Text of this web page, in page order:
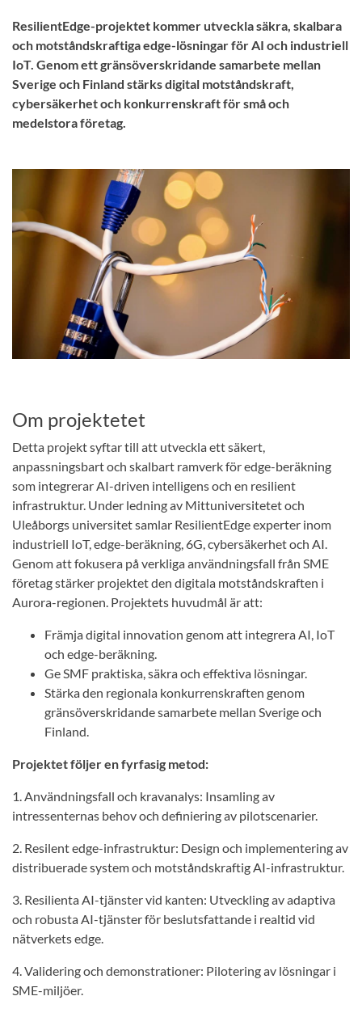
ResilientEdge-projektet kommer utveckla säkra, skalbara
och motståndskraftiga edge-lösningar för AI och industriell
IoT. Genom ett gränsöverskridande samarbete mellan
Sverige och Finland stärks digital motståndskraft,
cybersäkerhet och konkurrenskraft för små och
medelstora företag.
Om projektetet
Detta projekt syftar till att utveckla ett säkert,
anpassningsbart och skalbart ramverk för edge-beräkning
som integrerar AI-driven intelligens och en resilient
infrastruktur. Under ledning av Mittuniversitetet och
Uleåborgs universitet samlar ResilientEdge experter inom
industriell IoT, edge-beräkning, 6G, cybersäkerhet och AI.
Genom att fokusera på verkliga användningsfall från SME
företag stärker projektet den digitala motståndskraften i
Aurora-regionen. Projektets huvudmål är att:
Främja digital innovation genom att integrera AI, IoT
och edge-beräkning.
Ge SMF praktiska, säkra och effektiva lösningar.
Stärka den regionala konkurrenskraften genom
gränsöverskridande samarbete mellan Sverige och
Finland.
Projektet följer en fyrfasig metod:
1. Användningsfall och kravanalys: Insamling av
intressenternas behov och definiering av pilotscenarier.
2. Resilent edge-infrastruktur: Design och implementering av
distribuerade system och motståndskraftig AI-infrastruktur.
3. Resilienta AI-tjänster vid kanten: Utveckling av adaptiva
och robusta AI-tjänster för beslutsfattande i realtid vid
nätverkets edge.
4. Validering och demonstrationer: Pilotering av lösningar i
SME-miljöer.